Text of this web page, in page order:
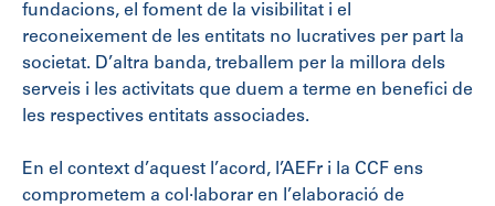
fundacions, el foment de la visibilitat i el
reconeixement de les entitats no lucratives per part la
societat. D’altra banda, treballem per la millora dels
serveis i les activitats que duem a terme en benefici de
les respectives entitats associades.
En el context d’aquest l’acord, l’AEFr i la CCF ens
comprometem a col·laborar en l’elaboració de